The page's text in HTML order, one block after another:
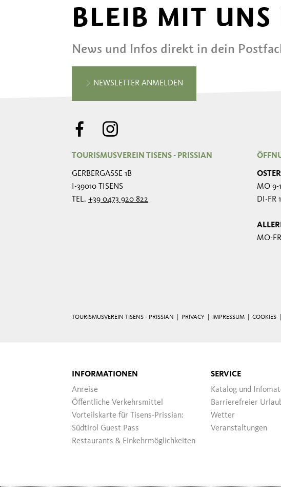
BLEIB MIT
News und Infos direkt in dein
NEWSLETTER ANMELDEN
TOURISMUSVEREIN TISENS - PRISSIAN
GERBERGASSE 1B
I-39010 TISENS
TEL. +39 0473 920 822
MO 9-
DI-FR
MO-
TOURISMUSVEREIN TISENS - PRISSIAN | PRIVACY IMPRESSUM COOKIES
INFORMATIONEN
Anreise
Öffentliche Verkehrsmittel
Vorteilskarte für Tisens-Prissian:
Südtirol Guest Pass
Restaurants & Einkehrmöglichkeiten
SERVICE
Katalog und
Barrierefreier
Wetter
Veranstaltungen